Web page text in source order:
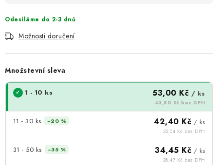
Odesíláme do 2-3 dnů
Možnosti doručení
Množstevní sleva
1 - 10 ks 53,00 Kč / ks
43,80 Kč bez DPH
11 - 30 ks −20 % 42,40 Kč / ks
35,04 Kč bez DPH
31 - 50 ks −35 % 34,45 Kč / ks
28,47 Kč bez DPH